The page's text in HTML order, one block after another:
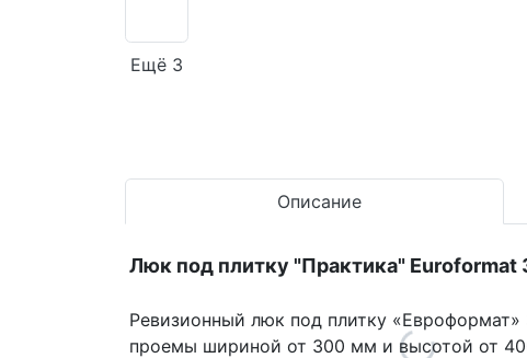
Ещё 3
Описание
Люк под плитку "Практика" Euroformat
Ревизионный люк под плитку
проемы шириной от 300 мм и высотой от